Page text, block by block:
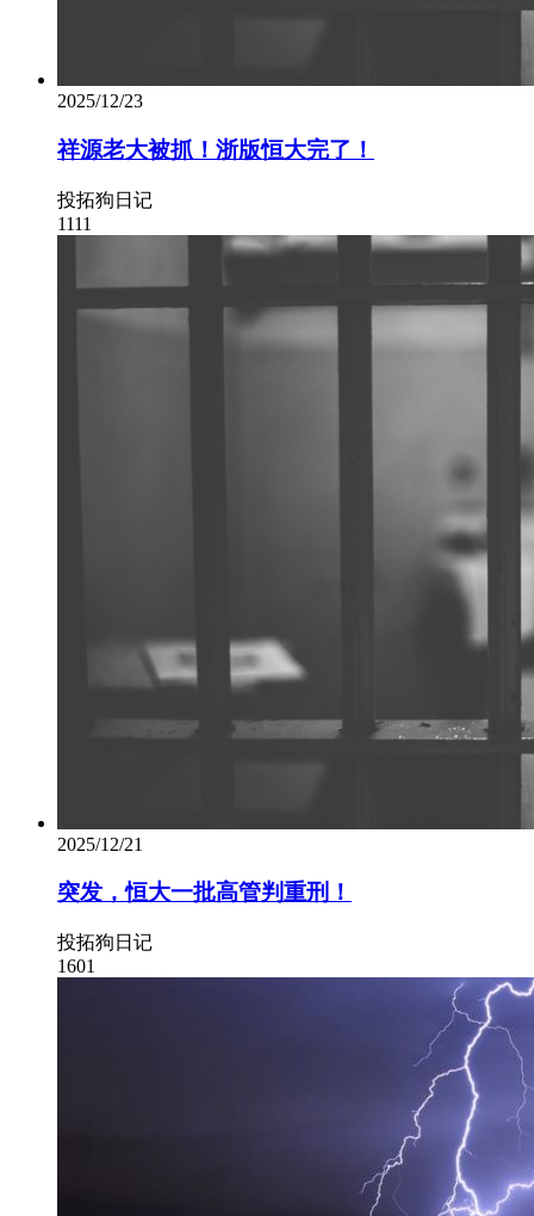
2025/12/23
祥源老大被抓！浙版恒大完了！
投拓狗日记
1111
2025/12/21
突发，恒大一批高管判重刑！
投拓狗日记
1601